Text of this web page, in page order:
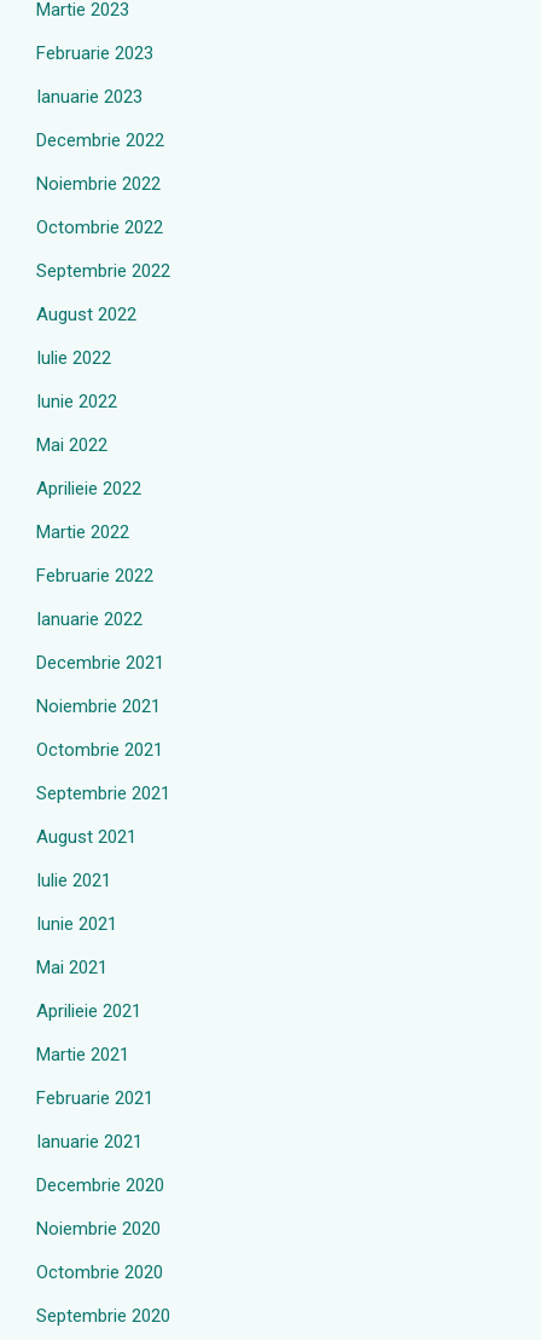
Martie 2023
Februarie 2023
Ianuarie 2023
Decembrie 2022
Noiembrie 2022
Octombrie 2022
Septembrie 2022
August 2022
Iulie 2022
Iunie 2022
Mai 2022
Aprilieie 2022
Martie 2022
Februarie 2022
Ianuarie 2022
Decembrie 2021
Noiembrie 2021
Octombrie 2021
Septembrie 2021
August 2021
Iulie 2021
Iunie 2021
Mai 2021
Aprilieie 2021
Martie 2021
Februarie 2021
Ianuarie 2021
Decembrie 2020
Noiembrie 2020
Octombrie 2020
Septembrie 2020